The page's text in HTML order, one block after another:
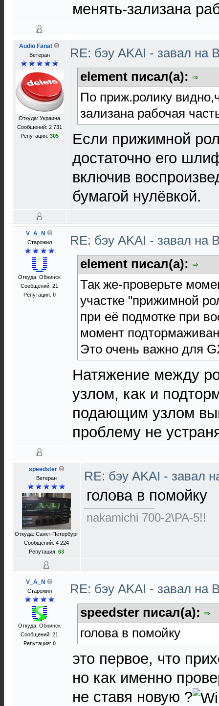
менять-зализана
Audio Fanat
Ветеран
Откуда: Украина
Сообщений: 2 731
Репутация: 305
RE: бэу AKAI - завал на
element писал(а):
По приж.ролику
зализана рабочая
Если прижимной
достаточно его
включив
бумагой нулёвкой.
V_A_N
Старожил
Откуда: Обнинск
Сообщений: 21
Репутация: 0
RE: бэу AKAI - завал на
element писал(а):
Так же-проверьте
участке "прижимной
при её подмотке при
момент
Это очень важно для
Натяжение между
узлом, как и
подающим узлом
проблему не
speedster
Ветеран
Откуда: Санкт-Петербург
Сообщений: 4 224
Репутация: 63
RE: бэу AKAI - завал
голова в помойку
nakamichi 700-2\PA-5!!
V_A_N
Старожил
Откуда: Обнинск
Сообщений: 21
Репутация: 0
RE: бэу AKAI - завал на
speedster писал(а):
голова в помойку
это первое, что
но как именно
не ставя новую ?